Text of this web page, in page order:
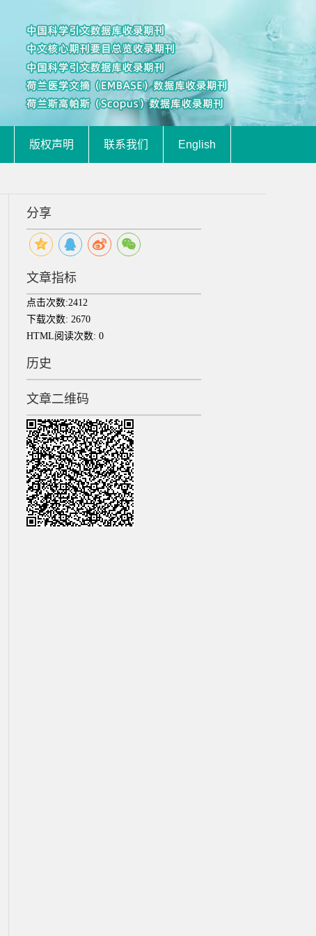
版权声明 联系我们 English
分享
文章指标
点击次数:2412
下载次数: 2670
HTML阅读次数: 0
历史
文章二维码